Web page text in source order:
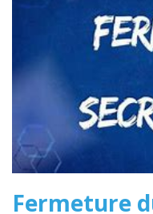
Fermeture